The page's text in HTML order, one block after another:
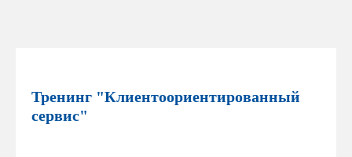
Тренинг "Клиентоориентированный
сервис"